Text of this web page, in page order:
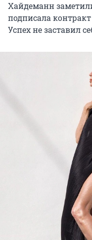
Хайдеманн
подписала
Успех не заставил